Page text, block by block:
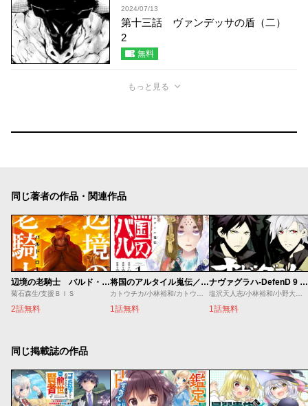
2024/07/13
第十三話 ヴァンデッサの盾（二）
2
無料
もっと見る
同じ著者の作品・関連作品
辺境の老騎士 バルド・ローエン
菊石森生/支援ＢＩＳ
2話無料
将国のアルタイル嵬伝／嶌国のスバル
1話無料
ナヴァグラハ-DefenD 9 Triggers-
1話無料
同じ掲載誌の作品